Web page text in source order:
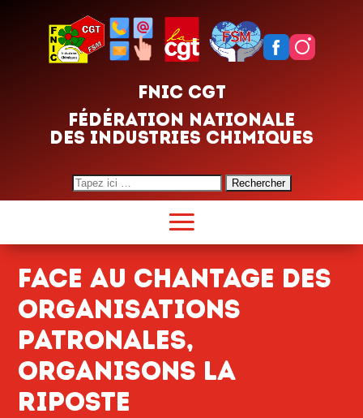
FNIC CGT
FÉDÉRATION NATIONALE
DES INDUSTRIES CHIMIQUES
Search
for:
Face au chantage des
organisations
patronales,
organisons la
riposte